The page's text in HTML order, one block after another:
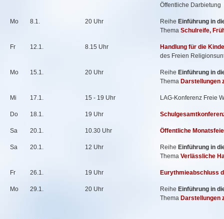
Öffentliche Darbietung
Mo 8.1. 20 Uhr Reihe Einführung in
Thema Schulreife,
Fr 12.1. 8.15 Uhr
Handlung für die
des Freien
Mo 15.1. 20 Uhr Reihe Einführung in
Thema Darstellungen
Mi 17.1. 15 - 19 Uhr LAG-Konferenz Freie
Do 18.1. 19 Uhr
Sa 20.1. 10.30 Uhr Öffentliche
Sa 20.1. 12 Uhr Reihe Einführung in
Thema Verlässliche
Fr 26.1. 19 Uhr Eurythmieabschluss
Mo 29.1. 20 Uhr Reihe Einführung in
Thema Darstellungen